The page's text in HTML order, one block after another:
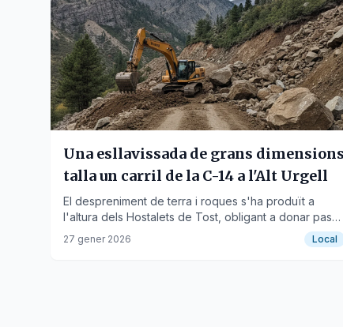
Una esllavissada de grans dimensions
talla un carril de la C-14 a l'Alt Urgell
El despreniment de terra i roques s'ha produït a
l'altura dels Hostalets de Tost, obligant a donar pas
alternatiu.
27 gener 2026 Local